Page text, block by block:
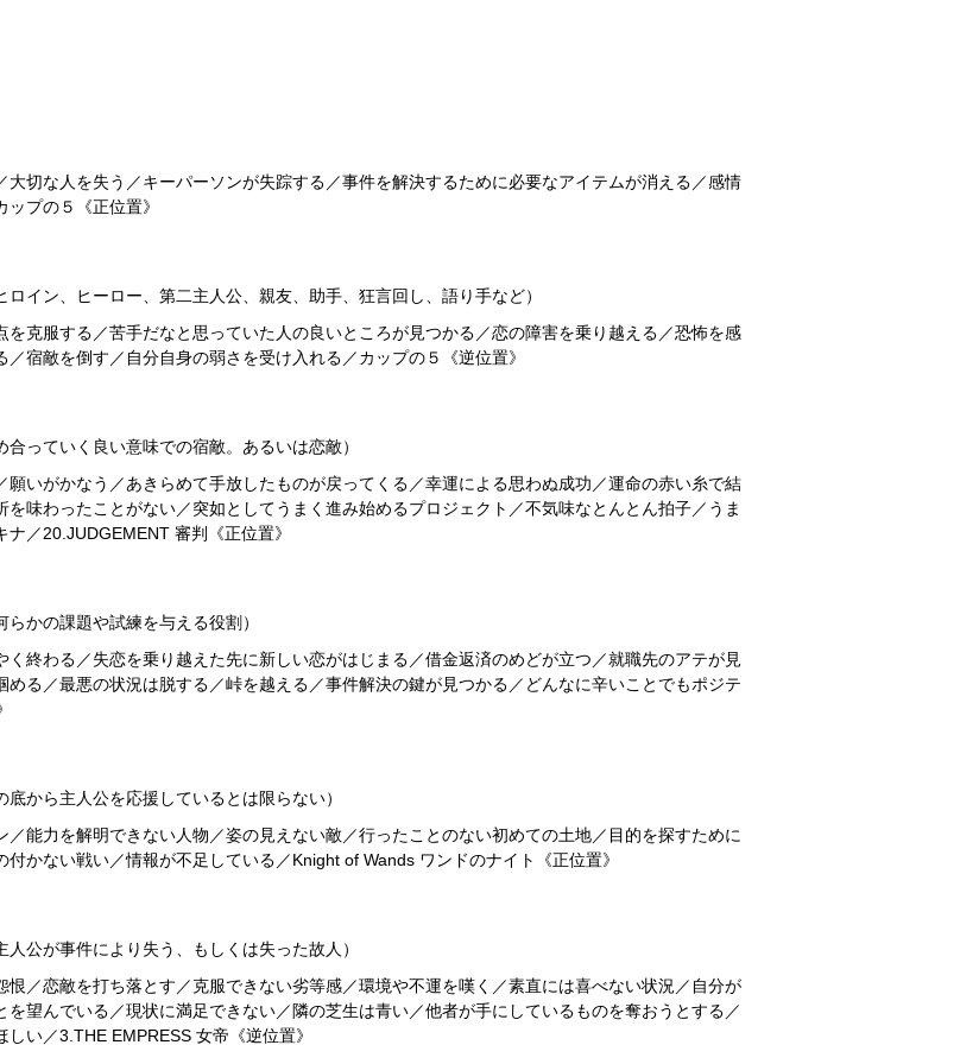
切な人を失う／キーパーソンが失踪する／事件を解決するために必要なアイテムが消える／感情
プの５《正位置》
イン、ヒーロー、第二主人公、親友、助手、狂言回し、語り手など）
克服する／苦手だなと思っていた人の良いところが見つかる／恋の障害を乗り越える／恐怖を感
宿敵を倒す／自分自身の弱さを受け入れる／カップの５《逆位置》
っていく良い意味での宿敵。あるいは恋敵）
いがかなう／あきらめて手放したものが戻ってくる／幸運による思わぬ成功／運命の赤い糸で結
味わったことがない／突如としてうまく進み始めるプロジェクト／不気味なとんとん拍子／うま
／20.JUDGEMENT 審判《正位置》
かの課題や試練を与える役割）
終わる／失恋を乗り越えた先に新しい恋がはじまる／借金返済のめどが立つ／就職先のアテが見
る／最悪の状況は脱する／峠を越える／事件解決の鍵が見つかる／どんなに辛いことでもポジテ
から主人公を応援しているとは限らない）
能力を解明できない人物／姿の見えない敵／行ったことのない初めての土地／目的を探すために
かない戦い／情報が不足している／Knight of Wands ワンドのナイト《正位置》
公が事件により失う、もしくは失った故人）
／恋敵を打ち落とす／克服できない劣等感／環境や不運を嘆く／素直には喜べない状況／自分が
望んでいる／現状に満足できない／隣の芝生は青い／他者が手にしているものを奪おうとする／
い／3.THE EMPRESS 女帝《逆位置》